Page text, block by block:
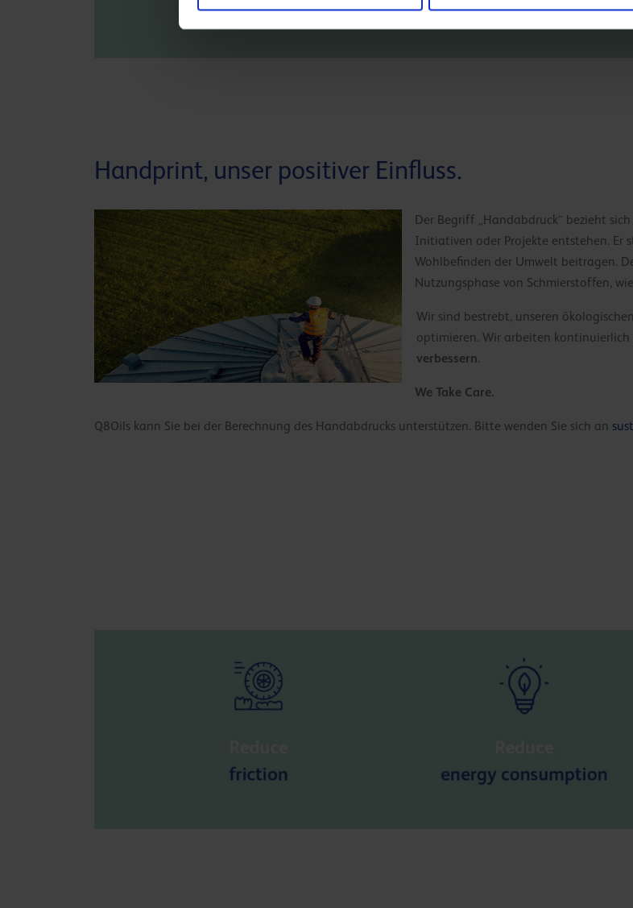
Handprint, unser positiver Einfluss.
Der Begriff „Handabdruck“ bezieht
Initiativen oder Projekte entstehen. Er
Wohlbefinden der Umwelt beitragen.
Nutzungsphase von Schmierstoffen,
Wir sind bestrebt, unseren
optimieren. Wir arbeiten kontinuierlich
verbessern.
We Take Care.
Q8Oils kann Sie bei der Berechnung des Handabdrucks unterstützen. Bitte wenden Sie sich an